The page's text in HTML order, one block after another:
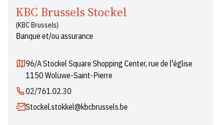
KBC Brussels Stockel
(KBC Brussels)
Banque et/ou assurance
96/A Stockel Square Shopping Center, rue de l'église
1150 Woluwe-Saint-Pierre
02/761.02.30
Stockel.stokkel@kbcbrussels.be